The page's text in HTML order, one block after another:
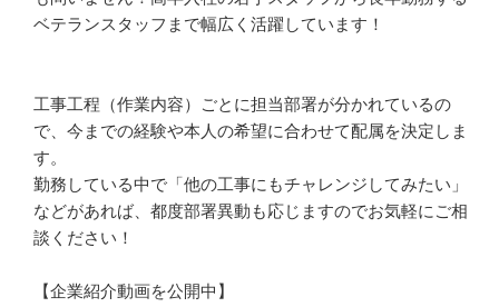
ベテランスタッフまで幅広く活躍しています！
工事工程（作業内容）ごとに担当部署が分かれているの
で、今までの経験や本人の希望に合わせて配属を決定しま
す。
勤務している中で「他の工事にもチャレンジしてみたい」
などがあれば、都度部署異動も応じますのでお気軽にご相
談ください！
【企業紹介動画を公開中】